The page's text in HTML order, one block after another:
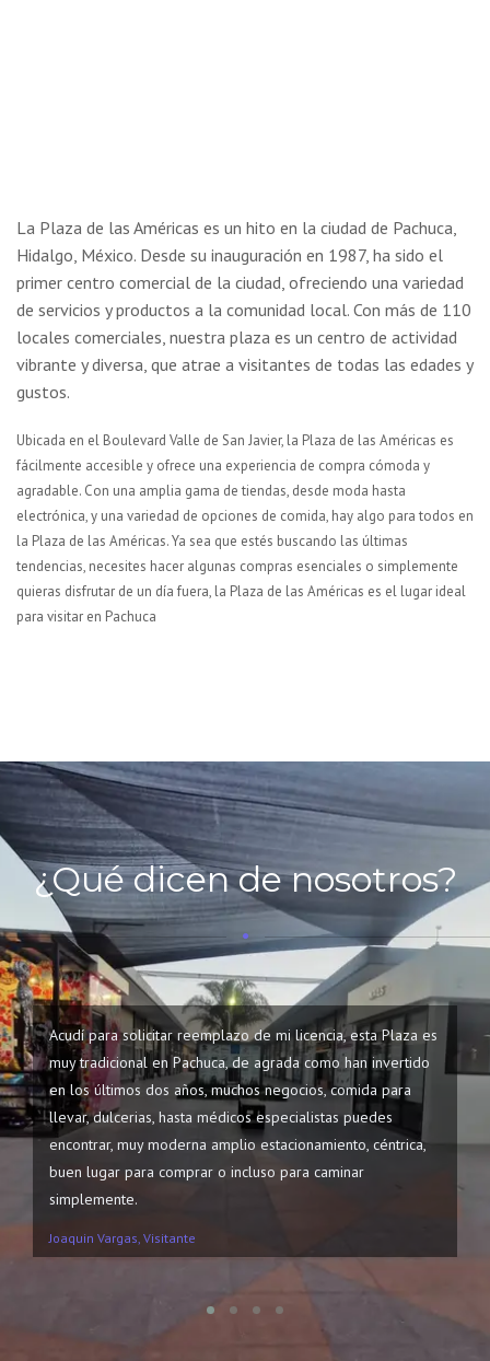
La Plaza de las Américas es un hito en la ciudad de Pachuca,
Hidalgo, México. Desde su inauguración en 1987, ha sido el
primer centro comercial de la ciudad, ofreciendo una variedad
de servicios y productos a la comunidad local. Con más de 110
locales comerciales, nuestra plaza es un centro de actividad
vibrante y diversa, que atrae a visitantes de todas las edades y
gustos.
Ubicada en el Boulevard Valle de San Javier, la Plaza de las Américas es
fácilmente accesible y ofrece una experiencia de compra cómoda y
agradable. Con una amplia gama de tiendas, desde moda hasta
electrónica, y una variedad de opciones de comida, hay algo para todos en
la Plaza de las Américas. Ya sea que estés buscando las últimas
tendencias, necesites hacer algunas compras esenciales o simplemente
quieras disfrutar de un día fuera, la Plaza de las Américas es el lugar ideal
para visitar en Pachuca
¿Qué dicen de nosotros?
Acudí para solicitar reemplazo de mi licencia, esta Plaza es
muy tradicional en Pachuca, de agrada como han invertido
en los últimos dos años, muchos negocios, comida para
llevar, dulcerias, hasta médicos especialistas puedes
encontrar, muy moderna amplio estacionamiento, céntrica,
buen lugar para comprar o incluso para caminar
simplemente.
Joaquin Vargas, Visitante